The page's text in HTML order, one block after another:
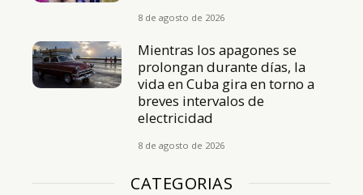
8 de agosto de 2026
Mientras los apagones se
prolongan durante días, la
vida en Cuba gira en torno a
breves intervalos de
electricidad
8 de agosto de 2026
CATEGORIAS